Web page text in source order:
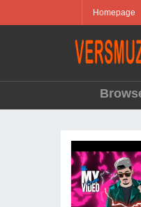
Homepage